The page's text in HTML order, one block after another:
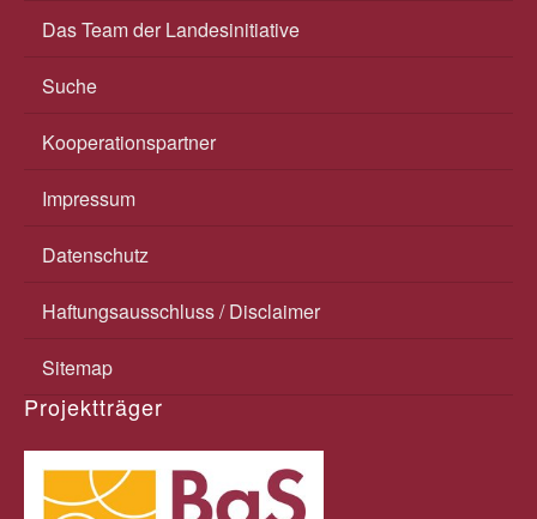
Das Team der Landesinitiative
Suche
Kooperationspartner
Impressum
Datenschutz
Haftungsausschluss / Disclaimer
Sitemap
Projektträger